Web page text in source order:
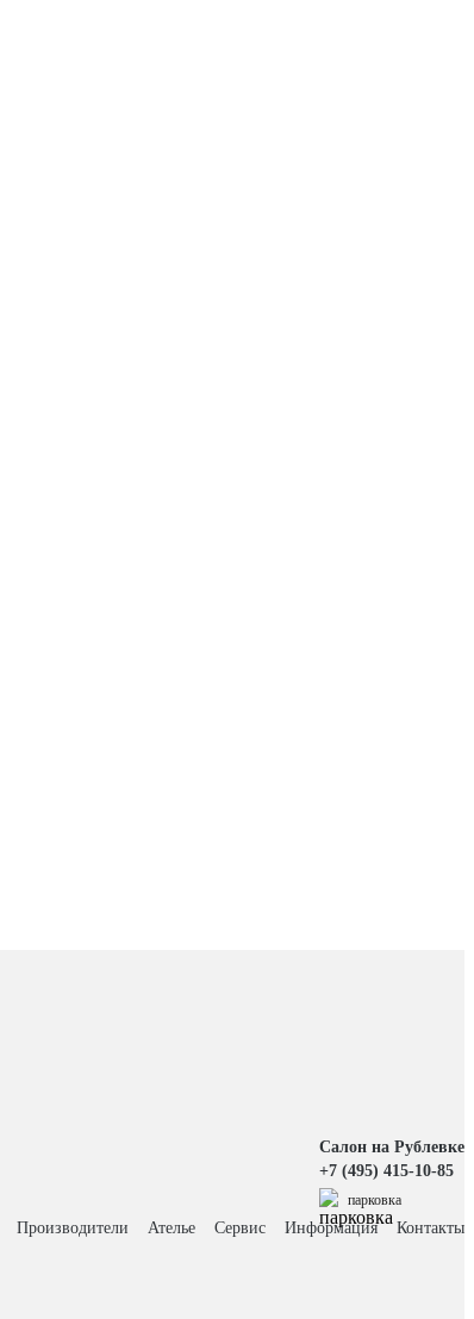
Салон на Рублевке
+7 (495) 415-10-85
парковка
Производители Ателье Сервис Информация Контакты